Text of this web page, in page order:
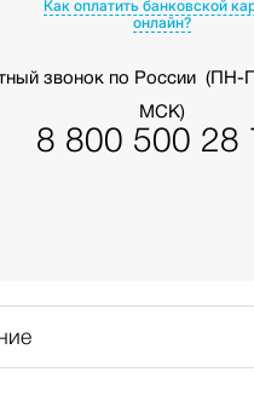
Как оплатить банковской
онлайн?
звонок по России (ПН-
МСК)
8 800 500 28